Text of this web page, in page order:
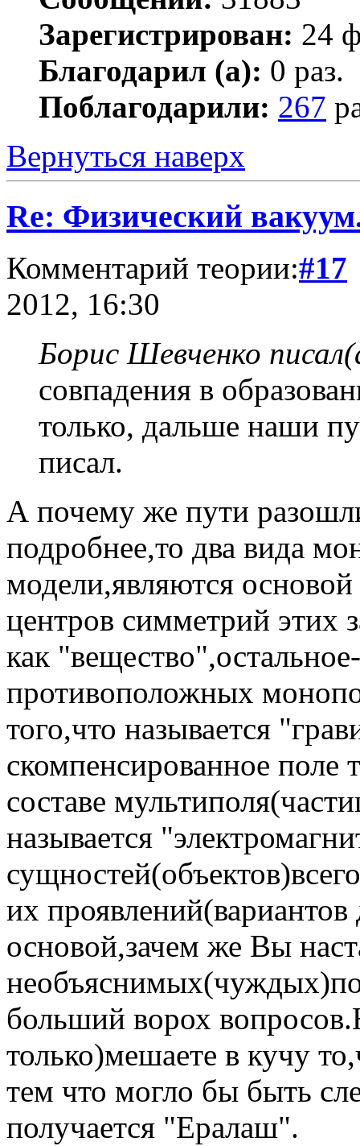
Зарегистрирован: 24
Благодарил (а): 0 раз.
Поблагодарили: 267
Вернуться наверх
Re: Физический
Комментарий теории:#17
2012, 16:30
Борис Шевченко
совпадения в
только, дальше наши
писал.
А почему же пути
подробнее,то два вида
модели,являются
центров симметрий этих
как
противоположных
того,что называется
скомпенсированное поле
составе
называется
их
основой,зачем же Вы
больший ворох
только)мешаете в кучу
тем что могло бы быть
получается "Ералаш".